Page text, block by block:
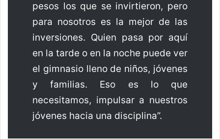
pesos los que se invirtieron, pero
para nosotros es la mejor de las
inversiones. Quien pasa por aquí
en la tarde o en la noche puede ver
el gimnasio lleno de niños, jóvenes
y familias. Eso es lo que
necesitamos, impulsar a nuestros
jóvenes hacia una disciplina”.